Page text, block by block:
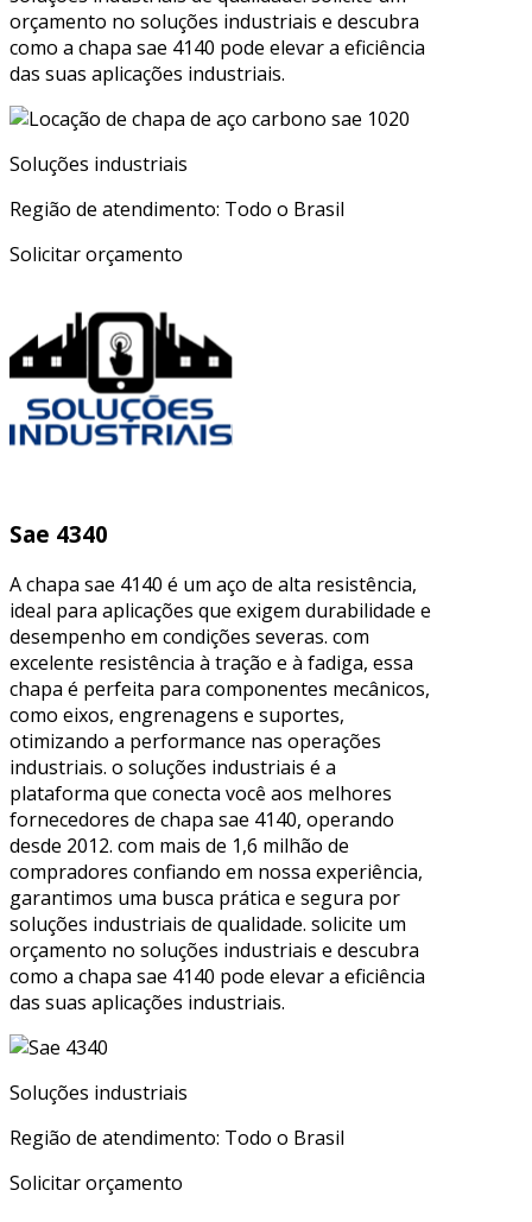
orçamento no soluções industriais e descubra
como a chapa sae 4140 pode elevar a eficiência
das suas aplicações industriais.
Soluções industriais
Região de atendimento: Todo o Brasil
Solicitar orçamento
Sae 4340
A chapa sae 4140 é um aço de alta resistência,
ideal para aplicações que exigem durabilidade e
desempenho em condições severas. com
excelente resistência à tração e à fadiga, essa
chapa é perfeita para componentes mecânicos,
como eixos, engrenagens e suportes,
otimizando a performance nas operações
industriais. o soluções industriais é a
plataforma que conecta você aos melhores
fornecedores de chapa sae 4140, operando
desde 2012. com mais de 1,6 milhão de
compradores confiando em nossa experiência,
garantimos uma busca prática e segura por
soluções industriais de qualidade. solicite um
orçamento no soluções industriais e descubra
como a chapa sae 4140 pode elevar a eficiência
das suas aplicações industriais.
Soluções industriais
Região de atendimento: Todo o Brasil
Solicitar orçamento